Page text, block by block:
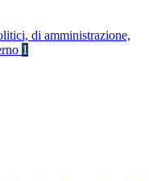
di amministrazione,
1